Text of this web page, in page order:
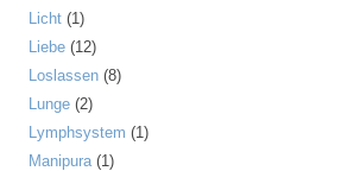
Licht (1)
Liebe (12)
Loslassen (8)
Lunge (2)
Lymphsystem (1)
Manipura(1)